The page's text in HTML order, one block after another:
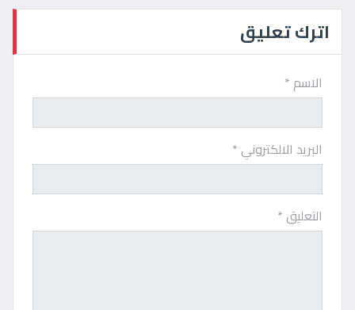
اترك تعليق
الاسم *
البريد الالكتروني *
التعليق *